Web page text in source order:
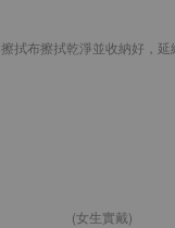
拭布擦拭乾淨並收納好，延
(女生實戴)